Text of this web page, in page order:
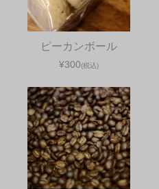
ピーカンボール
¥300(税込)